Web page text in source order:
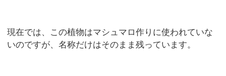
現在では、この植物はマシュマロ作りに使われていな
いのですが、名称だけはそのまま残っています。